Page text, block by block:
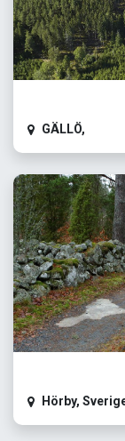
GÄLLÖ,
Hörby,